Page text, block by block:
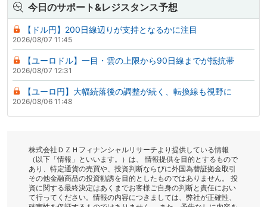
今日のサポート&レジスタンス予想
【ドル円】200日線辺りが支持となるかに注目
2026/08/07 11:45
【ユーロドル】一目・雲の上限から90日線までが抵抗帯
2026/08/07 12:31
【ユーロ円】大幅続落後の調整が続く、転換線も視野に
2026/08/06 11:48
株式会社ＤＺＨフィナンシャルリサーチより提供している情報
（以下「情報」といいます。）は、 情報提供を目的とするもので
あり、特定通貨の売買や、投資判断ならびに外国為替証拠金取引
その他金融商品の投資勧誘を目的としたものではありません。 投
資に関する最終決定はあくまでお客様ご自身の判断と責任におい
て行ってください。情報の内容につきましては、弊社が正確性、